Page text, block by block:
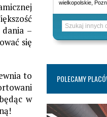
–
się
to
w
POLECAMY